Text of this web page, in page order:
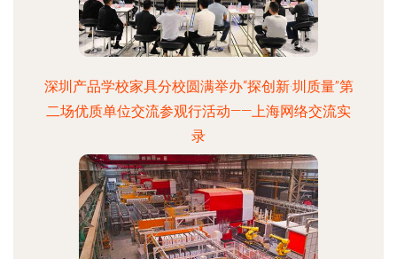
深圳产品学校家具分校圆满举办“探创新·圳质量”第
二场优质单位交流参观行活动——上海网络交流实
录